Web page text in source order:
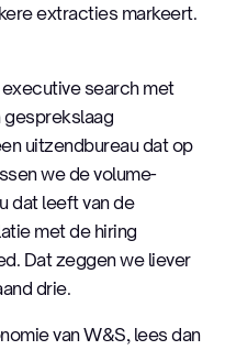
extracties markeert.
search met
gesprekslaag
uitzendbureau dat op
we de volume-
dat leeft van de
met de hiring
Dat zeggen we liever
drie.
van W&S, lees dan